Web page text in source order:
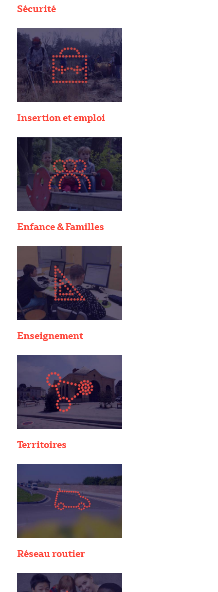
Sécurité
Insertion et emploi
Enfance & Familles
Enseignement
Territoires
Réseau routier